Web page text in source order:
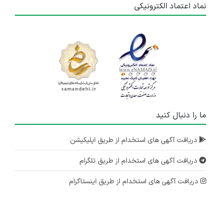
نماد اعتماد الکترونیکی
ما را دنبال کنید
دریافت آگهی های استخدام از طریق اپلیکیشن
دریافت آگهی های استخدام از طریق تلگرام
دریافت آگهی های استخدام از طریق اینستاگرام